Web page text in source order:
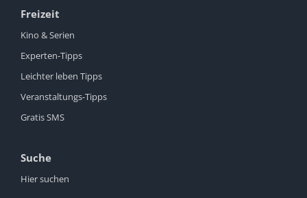
Freizeit
Kino & Serien
Experten-Tipps
Leichter leben Tipps
Veranstaltungs-Tipps
Gratis SMS
Suche
Hier suchen